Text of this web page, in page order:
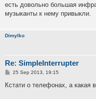
есть довольно большая
музыканты к нему привыкли.
Dimylko
Re: SimpleInterrupter
P
s
25 Sep 2013, 19:15
Кстати о телефонах, а какая